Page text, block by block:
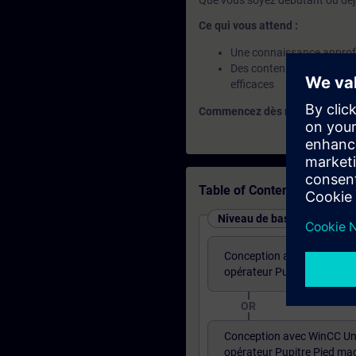
Ce qui vous attend :
Une connaissance
Des contenus orientés
efficaces
Commencez dès maintenant
Table of Contents
Niveau de base : Cours
Conception avec WinCC
opérateur Pupitre Pied
OR
Conception avec WinCC
opérateur Pupitre Pied